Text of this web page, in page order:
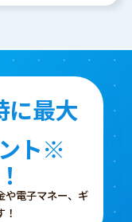
に最大
ト※
電子マネー、ギ